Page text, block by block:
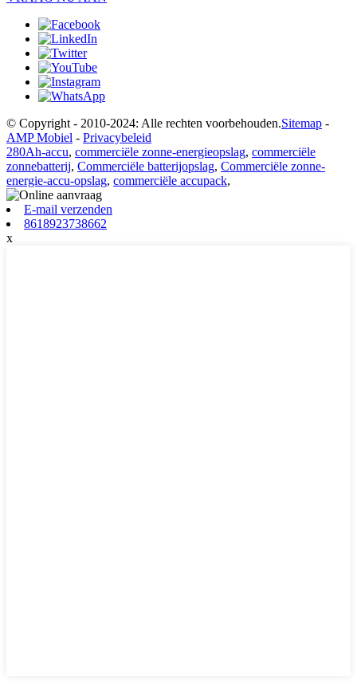
© Copyright - 2010-2024: Alle rechten voorbehouden.Sitemap -
AMP Mobiel - Privacybeleid
280Ah-accu, commerciële zonne-energieopslag, commerciële
zonnebatterij, Commerciële batterijopslag, Commerciële zonne-
energie-accu-opslag, commerciële accupack,
E-mail verzenden
8618923738662
x